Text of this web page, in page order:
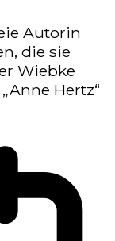
Autorin
die sie
Wiebke
Hertz“